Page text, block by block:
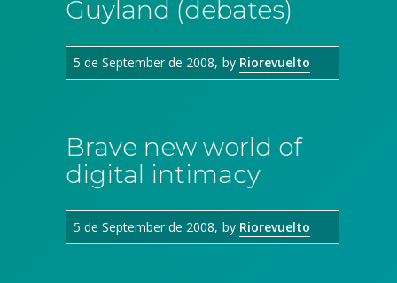
Guyland (debates)
5 de September de 2008 by Riorevuelto
Brave new world of
digital intimacy
5 de September de 2008 by Riorevuelto